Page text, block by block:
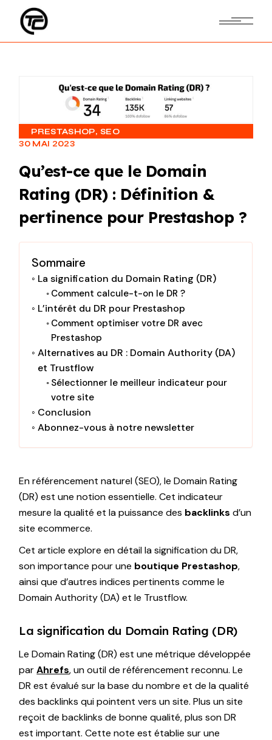
PRESTASHOP SEO
30 MAI 2023
Qu’est-ce que le Domain
Rating (DR) : Définition &
pertinence pour Prestashop ?
Sommaire
La signification du Domain Rating (DR)
Comment calcule-t-on le DR ?
L’intérêt du DR pour Prestashop
Comment optimiser votre DR avec
Prestashop
Alternatives au DR : Domain Authority (DA)
et Trustflow
Sélectionner le meilleur indicateur pour
votre site
Conclusion
Abonnez-vous à notre newsletter
En référencement naturel (SEO), le Domain Rating
(DR) est une notion essentielle. Cet indicateur
mesure la qualité et la puissance des backlinks d’un
site ecommerce.
Cet article explore en détail la signification du DR,
son importance pour une boutique Prestashop,
ainsi que d’autres indices pertinents comme le
Domain Authority (DA) et le Trustflow.
La signification du Domain Rating (DR)
Le Domain Rating (DR) est une métrique développée
parAhrefs, un outil de référencement reconnu. Le
DR est évalué sur la base du nombre et de la qualité
des backlinks qui pointent vers un site. Plus un site
reçoit de backlinks de bonne qualité, plus son DR
est important. Cette note est établie sur une